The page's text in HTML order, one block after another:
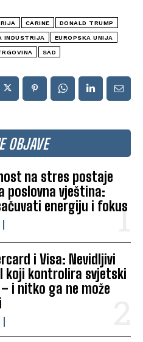
OBJAVE
na stres postaje
poslovna vještina:
energiju i fokus
i Visa: Nevidljivi
koji kontrolira svjetski
i nitko ga ne može
CARINE DONALD TRUMP
INDUSTRIJA EUROPSKA UNIJA
SAD